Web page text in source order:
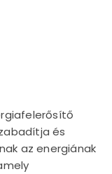
és
az energiának